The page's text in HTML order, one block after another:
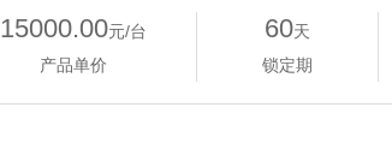
15000.00元/台
产品单价
60天
锁定期